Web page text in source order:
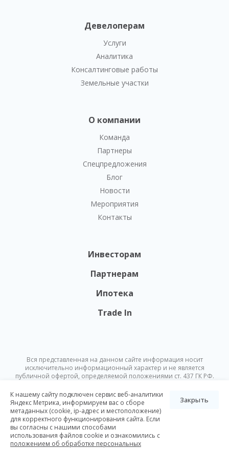
Девелоперам
Услуги
Аналитика
Консалтинговые работы
Земельные участки
О компании
Команда
Партнеры
Спецпредложения
Блог
Новости
Мероприятия
Контакты
Инвесторам
Партнерам
Ипотека
Trade In
Вся представленная на данном сайте информация носит
исключительно информационный характер и не является
публичной офертой, определяемой положениями ст. 437 ГК РФ.
изменена в любое время без предварительного уведомления.
© Nikoliers 2026
Положение об обработке персональных данных
Разработка Pictus
К нашему сайту подключен сервис веб-аналитики
Яндекс Метрика, информируем вас о сборе
метаданных (cookie, ip-адрес и местоположение)
для корректного функционирования сайта. Если
вы согласны с нашими способами
использования файлов cookie и ознакомились с
положением об обработке персональных
Закрыть